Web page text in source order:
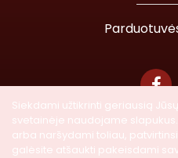
Siekdami užtikrinti geriausią
svetainėje naudojame
arba naršydami toliau,
galėsite atšaukti pakeisdami
© 2026 Lasegra UAB.